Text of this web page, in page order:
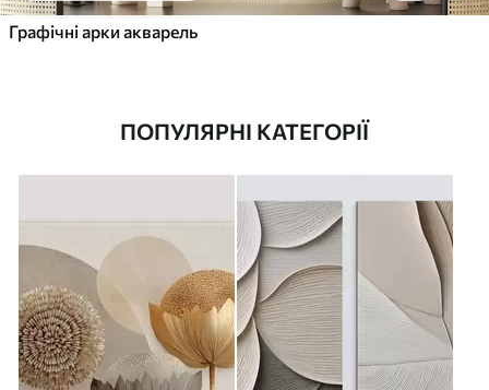
Графічні арки акварель
ПОПУЛЯРНІ КАТЕГОРІЇ